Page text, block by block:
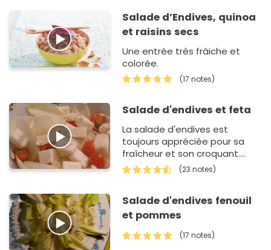
Salade d’Endives, quinoa
et raisins secs
Une entrée très frâiche et
colorée.
(17 notes)
Salade d'endives et feta
La salade d'endives est
toujours appréciée pour sa
fraîcheur et son croquant.
Saviez-vous que la feta se
marie à merveille avec ce l…
(23 notes)
Salade d'endives fenouil
et pommes
(17 notes)